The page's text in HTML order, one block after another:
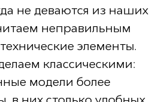
не деваются из наших
неправильным
элементы.
классическими:
модели более